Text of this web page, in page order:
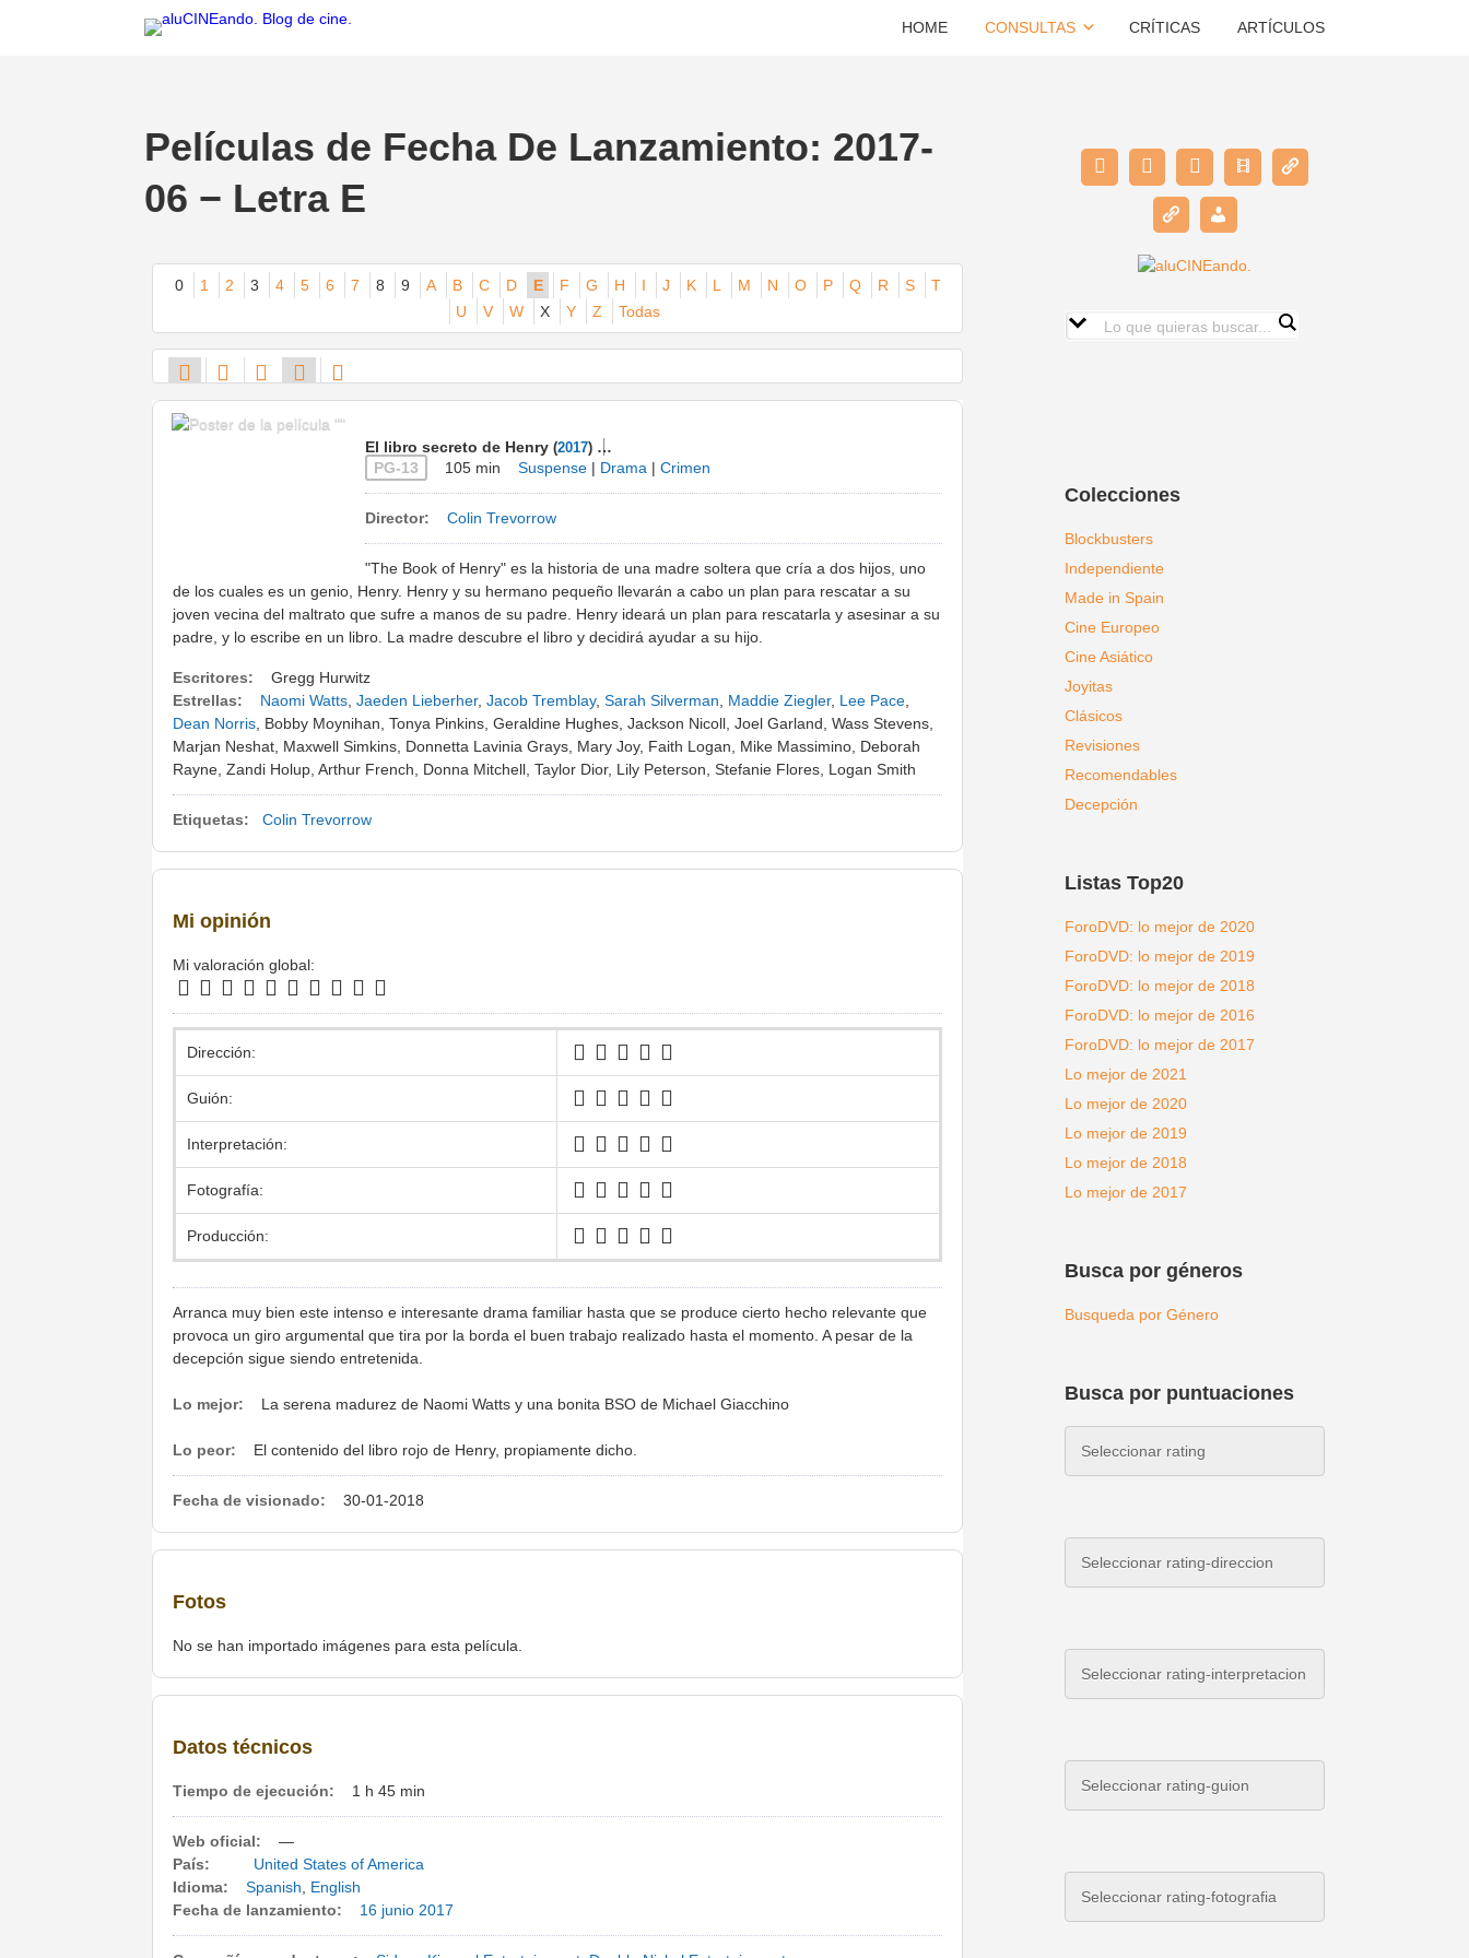
HOME CONSULTAS CRÍTICAS ARTÍCULOS
Películas de Fecha De Lanzamiento: 2017-
06 − Letra E
0 1 2 3 4 5 6 7 8 9 A B C D E F G H I J K L M N O P Q R S
T
U
V W X Y Z Todas
El libro secreto de Henry (2017)
PG-13 105 min Suspense | Drama | Crimen
Director: Colin Trevorrow
"The Book of Henry" es la historia de una madre soltera que cría a dos hijos, uno
de los cuales es un genio, Henry. Henry y su hermano pequeño llevarán a cabo un plan para rescatar a su
joven vecina del maltrato que sufre a manos de su padre. Henry ideará un plan para rescatarla y asesinar a su
padre, y lo escribe en un libro. La madre descubre el libro y decidirá ayudar a su hijo.
Escritores:
Gregg Hurwitz
Estrellas:
Naomi Watts, Jaeden Lieberher, Jacob Tremblay, Sarah Silverman, Maddie Ziegler, Lee Pace,
Dean Norris, Bobby Moynihan, Tonya Pinkins, Geraldine Hughes, Jackson Nicoll, Joel Garland, Wass Stevens,
Marjan Neshat, Maxwell Simkins, Donnetta Lavinia Grays, Mary Joy, Faith Logan, Mike Massimino, Deborah
Rayne, Zandi Holup, Arthur French, Donna Mitchell, Taylor Dior, Lily Peterson, Stefanie Flores, Logan Smith
Etiquetas: Colin Trevorrow
Mi opinión
Mi valoración global:
Dirección:
Guión:
Interpretación:
Fotografía:
Producción:
Arranca muy bien este intenso e interesante drama familiar hasta que se produce cierto hecho relevante que
provoca un giro argumental que tira por la borda el buen trabajo realizado hasta el momento. A pesar de la
decepción sigue siendo entretenida.
Lo mejor: La serena madurez de Naomi Watts y una bonita BSO de Michael Giacchino
Lo peor: El contenido del libro rojo de Henry, propiamente dicho.
Fecha de visionado: 30-01-2018
Fotos
No se han importado imágenes para esta película.
Datos técnicos
Tiempo de ejecución: 1 h 45 min
Web oficial:
—
País:
United States of America
Idioma:
Spanish
English
Fecha de lanzamiento:
16 junio 2017
Colecciones
Blockbusters
Independiente
Made in Spain
Cine Europeo
Cine Asiático
Joyitas
Clásicos
Revisiones
Recomendables
Decepción
Listas Top20
ForoDVD: lo mejor de 2020
ForoDVD: lo mejor de 2019
ForoDVD: lo mejor de 2018
ForoDVD: lo mejor de 2016
ForoDVD: lo mejor de 2017
Lo mejor de 2021
Lo mejor de 2020
Lo mejor de 2019
Lo mejor de 2018
Lo mejor de 2017
Busca por géneros
Busqueda por Género
Busca por puntuaciones